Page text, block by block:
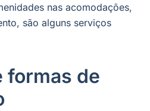
nas acomodações,
são alguns serviços
formas de